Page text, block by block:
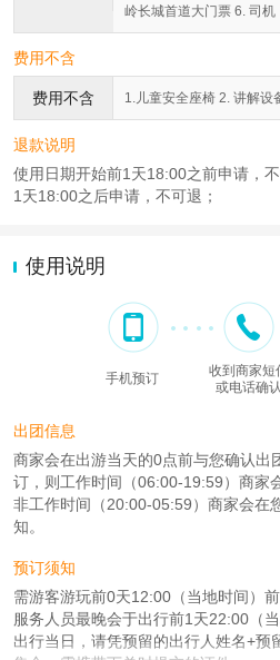
岭长城首道大门票 6. 司机
费用不含
费用不含 1.儿童安全座椅 2. 讲解设
退款说明
使用日期开始前1天18:00之前申请，
1天18:00之后申请，不可退；
使用说明
手机预订
收到商家短
或电话确认
出团信息
商家会在出游当天的0点前与您确认出
订，则工作时间（06:00-19:59）商家
非工作时间（20:00-05:59）商家会在
知。
预订须知
需游客游玩前0天12:00（当地时间）
服务人员最晚会于出行前1天22:00（
出行当日，请凭预留的出行人姓名+预